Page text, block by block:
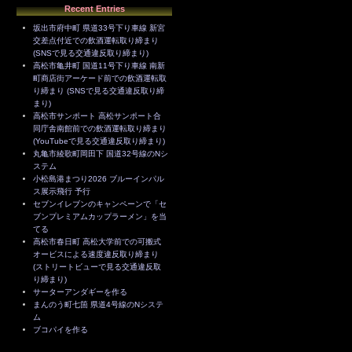
Recent Entries
坂出市府中町 県道33号下り車線 新宮
交差点付近での飲酒運転取り締まり
(SNSで見る交通違反取り締まり)
高松市亀井町 国道11号下り車線 南新
町商店街アーケード前での飲酒運転取
り締まり (SNSで見る交通違反取り締
まり)
高松市サンポート 高松サンポート合
同庁舎南館前での飲酒運転取り締まり
(YouTubeで見る交通違反取り締まり)
丸亀市綾歌町岡田下 国道32号線のNシ
ステム
小松島港まつり2026 ブルーインパル
ス展示飛行 予行
セブンイレブンのキャンペーンで「セ
ブンプレミアムカップラーメン」を当
てる
高松市春日町 高松大学前での可搬式
オービスによる速度違反取り締まり
(ストリートビューで見る交通違反取
り締まり)
サーターアンダギーを作る
まんのう町七箇 県道4号線のNシステ
ム
ブコパイを作る